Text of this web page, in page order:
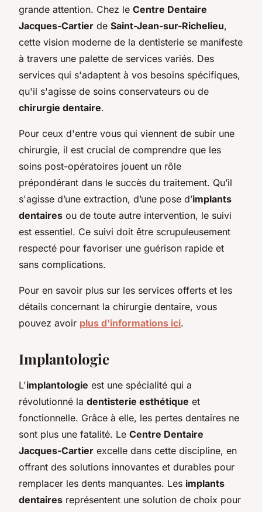
grande attention. Chez le Centre Dentaire
Jacques-Cartier de Saint-Jean-sur-Richelieu,
cette vision moderne de la dentisterie se manifeste
à travers une palette de services variés. Des
services qui s'adaptent à vos besoins spécifiques,
qu'il s'agisse de soins conservateurs ou de
chirurgie dentaire.
Pour ceux d'entre vous qui viennent de subir une
chirurgie, il est crucial de comprendre que les
soins post-opératoires jouent un rôle
prépondérant dans le succès du traitement. Qu’il
s'agisse d’une extraction, d’une pose d’implants
dentaires ou de toute autre intervention, le suivi
est essentiel. Ce suivi doit être scrupuleusement
respecté pour favoriser une guérison rapide et
sans complications.
Pour en savoir plus sur les services offerts et les
détails concernant la chirurgie dentaire, vous
pouvez avoir plus d'informations ici.
Implantologie
L'implantologie est une spécialité qui a
révolutionné la dentisterie esthétique et
fonctionnelle. Grâce à elle, les pertes dentaires ne
sont plus une fatalité. Le Centre Dentaire
Jacques-Cartier excelle dans cette discipline, en
offrant des solutions innovantes et durables pour
remplacer les dents manquantes. Les implants
dentaires représentent une solution de choix pour